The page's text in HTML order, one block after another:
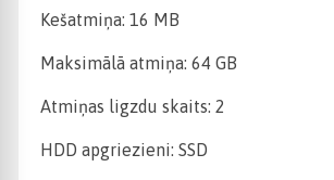
Kešatmiņa: 16 MB
Maksimālā atmiņa: 64 GB
Atmiņas ligzdu skaits: 2
HDD apgriezieni: SSD